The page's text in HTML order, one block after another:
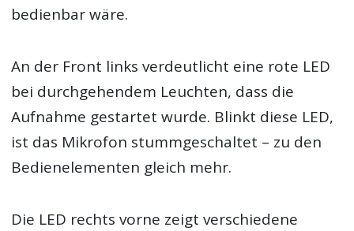
bedienbar wäre.
An der Front links verdeutlicht eine rote LED
bei durchgehendem Leuchten, dass die
Aufnahme gestartet wurde. Blinkt diese LED,
ist das Mikrofon stummgeschaltet – zu den
Bedienelementen gleich mehr.
Die LED rechts vorne zeigt verschiedene